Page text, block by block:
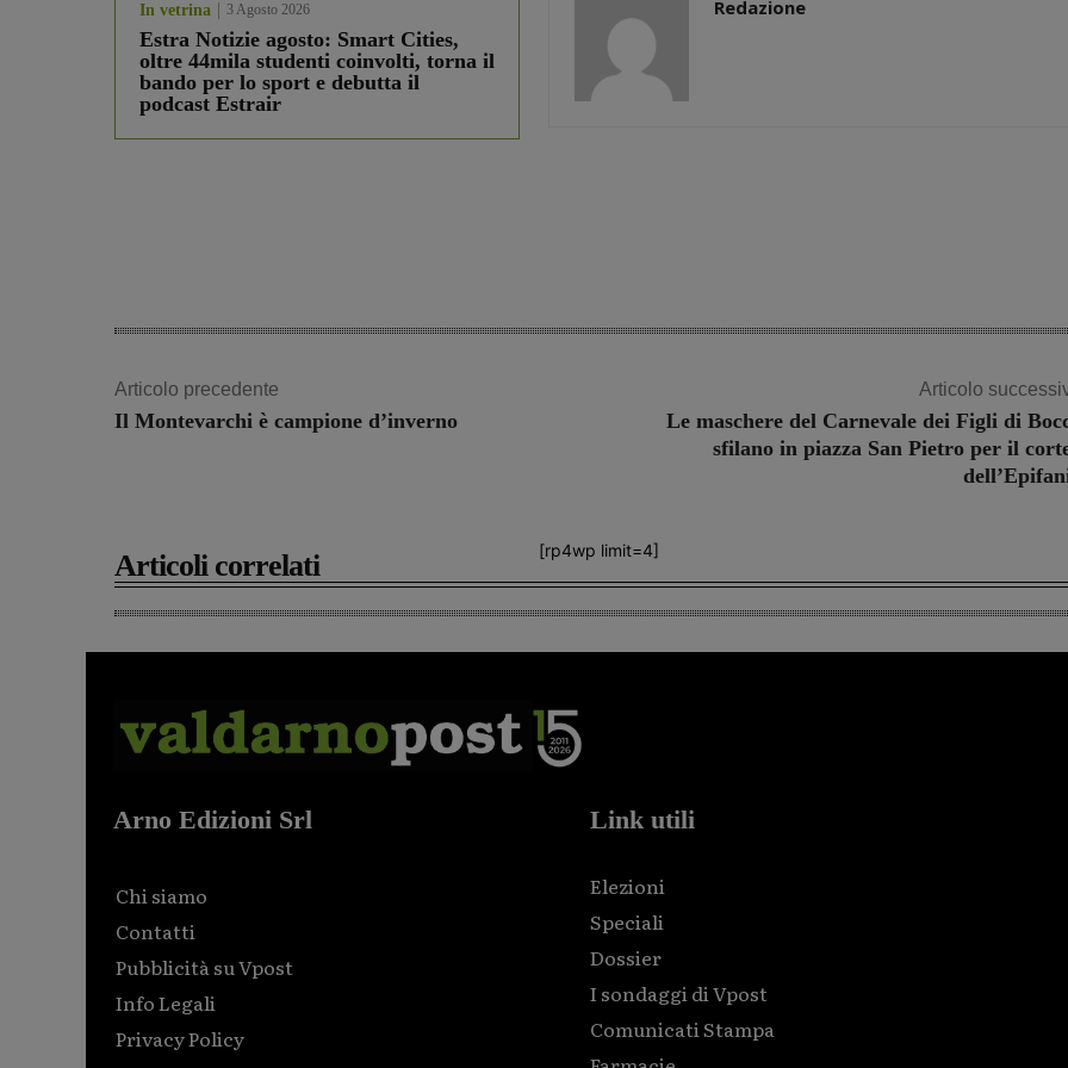
In vetrina 3 Agosto 2026
Estra Notizie agosto: Smart Cities,
oltre 44mila studenti coinvolti, torna il
bando per lo sport e debutta il
podcast Estrair
Redazione
Articolo precedente
Il Montevarchi è campione d’inverno
Articolo
Le maschere del Carnevale dei Figli di
sfilano in piazza San Pietro per il
[rp4wp limit=4]
Articoli correlati
Arno Edizioni Srl
Chi siamo
Contatti
Pubblicità su Vpost
Info Legali
Privacy Policy
Link utili
Elezioni
Speciali
Dossier
I sondaggi di Vpost
Comunicati Stampa